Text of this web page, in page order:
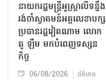
នាយករដ្ឋមន្ត្រីអូស្ត្រាលីទន្ទឹង
រង់ចាំស្វាគមន៍អគ្គលេខាបក្ស
ប្រធានរដ្ឋវៀតណាម លោក
តូ ឡឹម មកបំពេញទស្សន
កិច្ច
06/08/2026 ព័ត៌មាន